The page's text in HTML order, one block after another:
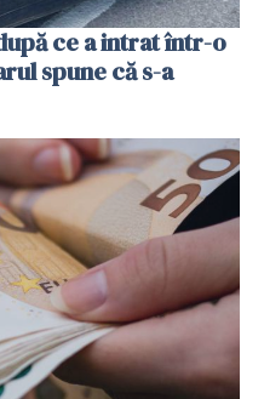
ce a intrat într-o
spune că s-a